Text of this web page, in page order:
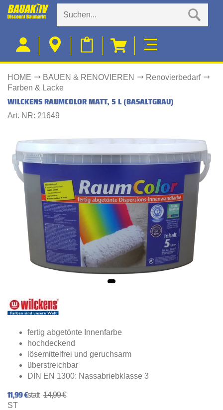
HOME BAUEN & RENOVIEREN
Renovierbedarf
Farben & Lacke
WILCKENS RAUMCOLOR MATT, 5 L (BASALTGRAU)
Art. NR: 21649
fertig abgetönte Innenfarbe
hochdeckend
lösemittelfrei und geruchsarm
überstreichbar
DIN EN 1300: Nassabriebklasse 3
14,99 €
11,99 €
ST